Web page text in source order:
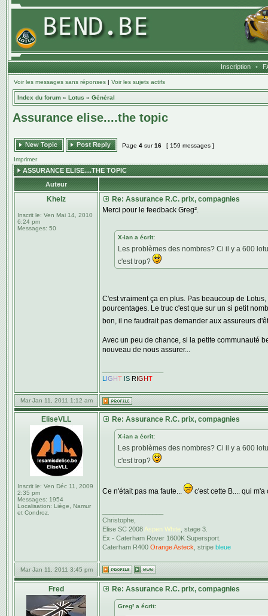
Inscription •
Voir les messages sans réponses | Voir les sujets actifs
Index du forum » Lotus » Général
Assurance elise....the topic
Page 4 sur16 [ 159 messages ]
Imprimer
ASSURANCE ELISE....THE TOPIC
Auteur
Khelz
Inscrit le: Ven Mai 14, 2010
6:24 pm
Messages: 50
Re: Assurance R.C. prix, compagnies
Merci pour le feedback Greg².
X-ian a écrit:
Les problèmes des nombres? Ci il y a 600
c'est trop?
C'est vraiment ça en plus. Pas beaucoup de
pourcentages. Le truc c'est que sur un si petit
bon, il ne faudrait pas demander aux assureurs
Avec un peu de chance, si la petite communauté
nouveau de nous assurer...
L IGHT IS RIGHT
Mar Jan 11, 2011 1:12 am
EliseVLL
Inscrit le: Ven Déc 11, 2009
2:35 pm
Messages: 1954
Localisation: Liège, Namur
et Condroz.
Re: Assurance R.C. prix, compagnies
X-ian a écrit:
Les problèmes des nombres? Ci il y a 600
c'est trop?
Ce n'était pas ma faute... c'est cette B.... qui
Christophe,
Elise SC 2008 Aspen White , stage 3.
Ex - Caterham Rover 1600K Supersport.
Caterham R400 Orange Asteck , stripe bleue
Mar Jan 11, 2011 3:45 pm
Fred Re: Assurance R.C. prix, compagnies
Greg² a écrit: